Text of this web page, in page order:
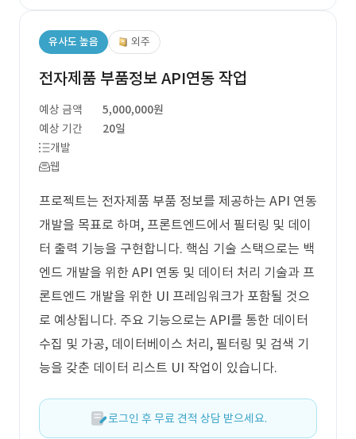
유사도 높음 외주
전자제품 부품정보 API연동 작업
예상 금액
5,000,000원
예상 기간
20일
개발
웹
프로젝트는 전자제품 부품 정보를 제공하는 API 연동
개발을 목표로 하며, 프론트엔드에서 필터링 및 데이
터 출력 기능을 구현합니다. 핵심 기술 스택으로는 백
엔드 개발을 위한 API 연동 및 데이터 처리 기술과 프
론트엔드 개발을 위한 UI 프레임워크가 포함될 것으
로 예상됩니다. 주요 기능으로는 API를 통한 데이터
수집 및 가공, 데이터베이스 처리, 필터링 및 검색 기
능을 갖춘 데이터 리스트 UI 작업이 있습니다.
로그인 후 무료 견적 상담 받으세요.